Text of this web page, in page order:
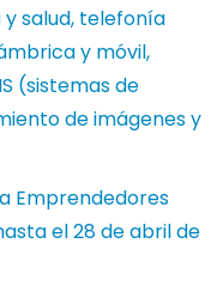
salud, telefonía
y móvil,
(sistemas de
de imágenes y
Emprendedores
el 28 de abril de